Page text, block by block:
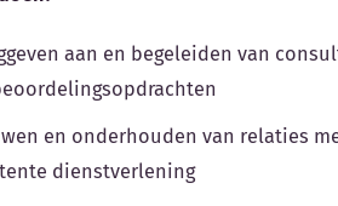
aan en begeleiden van
en onderhouden van relaties
dienstverlening